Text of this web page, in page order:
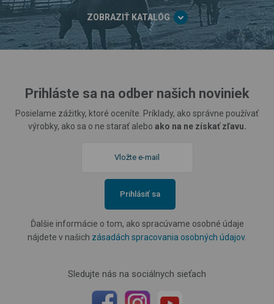
ZOBRAZIŤ KATALÓG
Prihláste sa na odber našich noviniek
Posielame zážitky, ktoré oceníte. Príklady, ako správne používať
výrobky, ako sa o ne starať alebo ako na ne získať zľavu.
Prihlásiť sa
Ďalšie informácie o tom, ako spracúvame osobné údaje
nájdete v našich zásadách spracovania osobných údajov.
Sledujte nás na sociálnych sieťach